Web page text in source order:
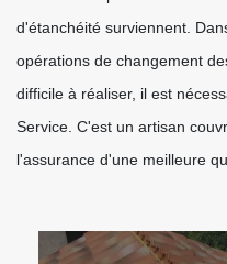
d'étanchéité surviennent.
opérations de changement
difficile à réaliser, il est
Service. C'est un artisan
l'assurance d'une meilleure